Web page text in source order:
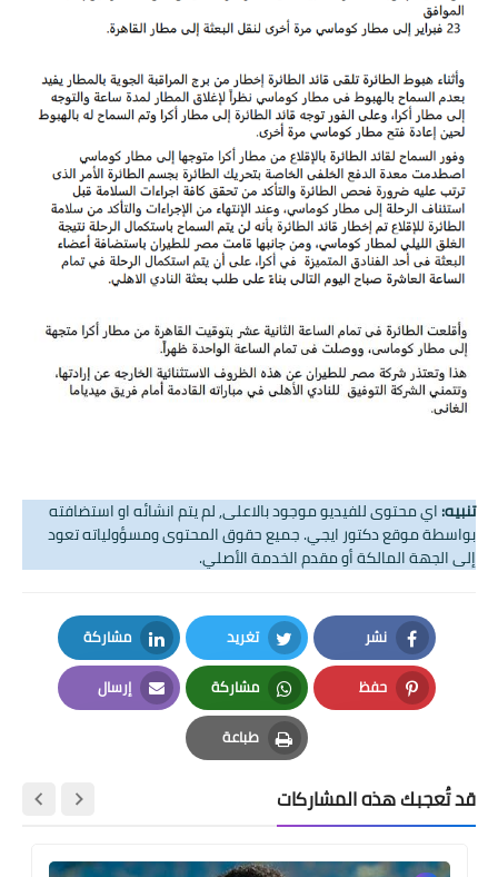
تنبيه:اي محتوى للفيديو موجود بالاعلى, لم يتم انشائه او استضافته
بواسطة موقع دكتور ايجي. جميع حقوق المحتوى ومسؤولياته تعود
إلى الجهة المالكة أو مقدم الخدمة الأصلي.
نشر
Facebook
تغريد
Twitter
مشاركة
LinkedIn
حفظ
Pinterest
مشاركة
Whatsapp
إرسال
Email
طباعة
Print
قد تُعجبك هذه المشاركات